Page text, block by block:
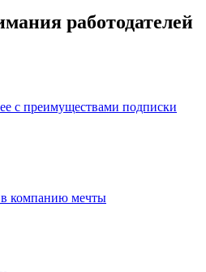
работодателей
с преимуществами подписки
в компанию мечты